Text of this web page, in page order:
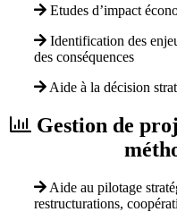
Etudes d’impact
Identification des
des conséquences
Aide à la décision
Gestion de
Aide au pilotage
restructurations,